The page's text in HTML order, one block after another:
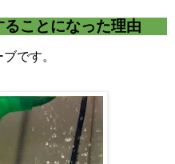
ことになった理由
です。